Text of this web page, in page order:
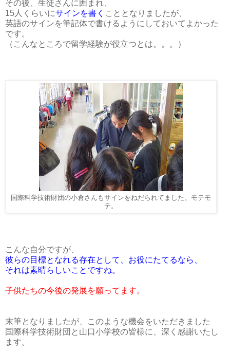
その後、生徒さんに囲まれ、
15人くらいにサインを書く こととなりましたが、
英語のサインを筆記体で書けるようにしておいてよかった
です。
（こんなところで留学経験が役立つとは。。。）
国際科学技術財団の小倉さんもサインをねだられてました。モテモ
テ。
こんな自分ですが、
彼らの目標となれる存在として、お役にたてるなら、
それは素晴らしいことですね。
子供たちの今後の発展を願ってます。
末筆となりましたが、このような機会をいただきました
国際科学技術財団と山口小学校の皆様に、深く感謝いたし
ます。